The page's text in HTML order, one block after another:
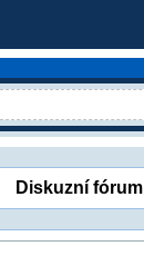
Diskuzní fórum